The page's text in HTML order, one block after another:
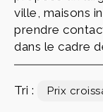
ville, maisons
prendre
dans le cadre
Tri :